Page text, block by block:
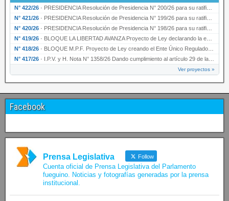
N° 422/26 · PRESIDENCIA Resolución de Presidencia N° 200/26 para su ratificación.
N° 421/26 · PRESIDENCIA Resolución de Presidencia N° 199/26 para su ratificación.
N° 420/26 · PRESIDENCIA Resolución de Presidencia N° 198/26 para su ratificación.
N° 419/26 · BLOQUE LA LIBERTAD AVANZA Proyecto de Ley declarando la esencialidad del servicio educativ…
N° 418/26 · BLOQUE M.P.F. Proyecto de Ley creando el Ente Único Regulador de servicios públicos de la …
N° 417/26 · I.P.V. y H. Nota N° 1358/26 Dando cumplimiento al artículo 29 de la Ley provincial N° 1399…
Ver proyectos »
Facebook
Prensa Legislativa Follow
Cuenta oficial de Prensa Legislativa del Parlamento
fueguino. Noticias y fotografías generadas por la prensa
institucional.